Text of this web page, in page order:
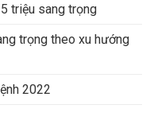
triệu sang trọng
trọng theo xu hướng
2022